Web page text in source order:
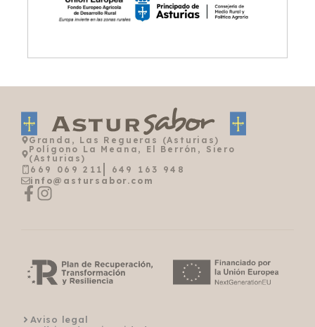
Granda, Las Regueras (Asturias)
Polígono La Meana, El Berrón, Siero
(Asturias)
669 069 211
649 163 948
info@astursabor.com
Aviso legal